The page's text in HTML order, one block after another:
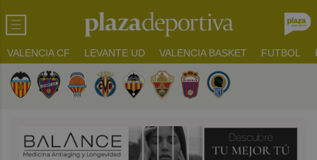
VALENCIA CF LEVANTE UD VALENCIA BASKET FUTBOL